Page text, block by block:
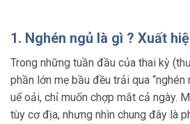
1. Nghén ngủ là gì ? Xuất
Trong những tuần đầu của thai kỳ
phần lớn mẹ bầu đều trải qua “nghén
uể oải, chỉ muốn chợp mắt cả ngày.
tùy cơ địa, nhưng nhìn chung đây là